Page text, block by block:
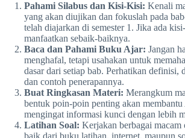
Pahami Silabus dan Kisi-Kisi: Kenali
yang akan diujikan dan fokuslah pada
telah diajarkan di semester 1. Jika ada
manfaatkan sebaik-baiknya.
Baca dan Pahami Buku Ajar: Jangan
menghafal, tetapi usahakan untuk
dasar dari setiap bab. Perhatikan definisi,
dan contoh penerapannya.
Buat Ringkasan Materi: Merangkum
bentuk poin-poin penting akan membantu
mengingat informasi kunci dengan lebih
Latihan Soal: Kerjakan berbagai macam